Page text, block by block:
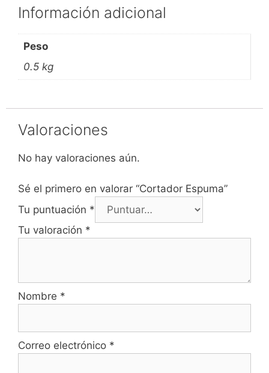
Información adicional
Peso
0.5 kg
Valoraciones
No hay valoraciones aún.
Sé el primero en valorar “Cortador Espuma”
Tu puntuación *
Tu valoración *
Nombre *
Correo electrónico *